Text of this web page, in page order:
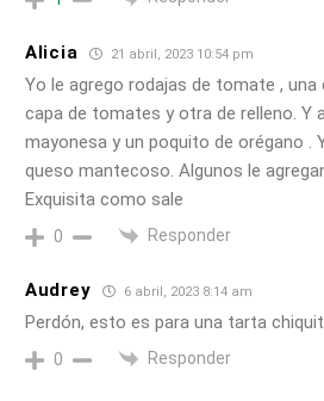
Alicia 21 abril, 2023 10:54 pm
Yo le agrego rodajas de tomate , una
capa de tomates y otra de relleno. Y
mayonesa y un poquito de orégano .
queso mantecoso. Algunos le
Exquisita como sale
0 Responder
Audrey 6 abril, 2023 8:14 am
Perdón, esto es para una tarta
0 Responder